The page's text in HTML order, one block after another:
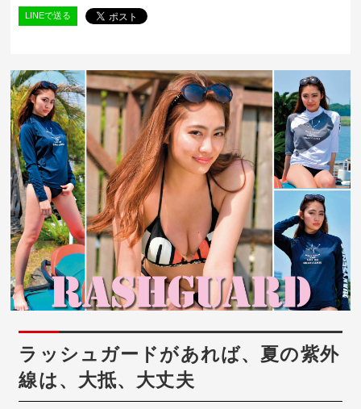
LINEで送る
ラッシュガードがあれば、夏の紫外
線は、大抵、大丈夫